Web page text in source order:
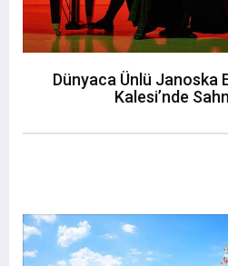
Dünyaca Ünlü Janoska
Kalesi’nde